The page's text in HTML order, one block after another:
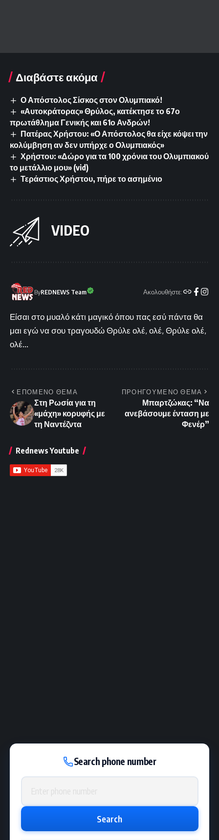
Διαβάστε ακόμα
Ο Απόστολος Σίσκος στον Ολυμπιακό!
«Αυτοκράτορας» Θρύλος, κατέκτησε το 67ο
πρωτάθλημα Γενικής και 61ο Ανδρών!
Πατέρας Χρήστου: «Ο Απόστολος θα είχε κόψει την
κολύμβηση αν δεν υπήρχε ο Ολυμπιακός»
Χρήστου: «Δώρο για τα 100 χρόνια του Ολυμπιακού
το μετάλλιο μου» (vid)
Τεράστιος Χρήστου, πήρε το ασημένιο
VIDEO
ByREDNEWS Team Ακολουθήστε:
Είσαι στο μυαλό κάτι μαγικό όπου πας εσύ πάντα θα
μαι εγώ να σου τραγουδώ Θρύλε ολέ, ολέ, Θρύλε ολέ,
ολέ...
ΕΠΟΜΕΝΟ ΘΕΜΑ
Στη Ρωσία για τη
«μάχη» κορυφής με
τη Ναντέζντα
ΠΡΟΗΓΟΥΜΕΝΟ ΘΕΜΑ
Μπαρτζώκας: “Να
ανεβάσουμε ένταση με
Φενέρ”
Rednews Youtube
Search phone number
Phone number
Search